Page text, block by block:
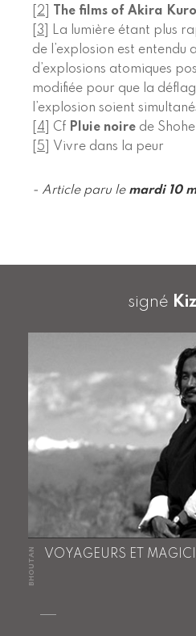
2 The films of Akira
3
La lumière étant plus
de l’explosion est entendu
d’explosions atomiques
modifiée pour que la
l’explosion soient
4 Cf Pluie noire de
5 Vivre dans la peur
- Article paru le mardi 10
signé
BHOUTAN VOYAGEURS ET